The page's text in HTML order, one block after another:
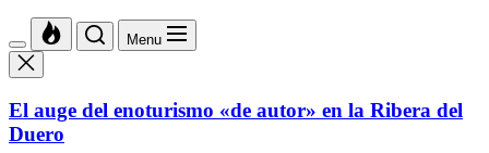
Menu
El auge del enoturismo «de autor» en la Ribera del
Duero